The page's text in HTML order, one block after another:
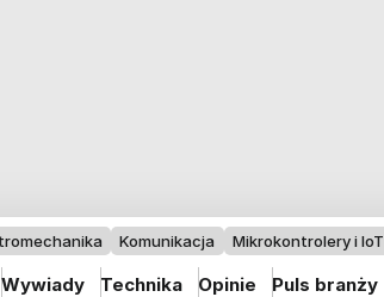
Komunikacja Mikrokontrolery i IoT
Wywiady Technika Opinie Puls branży